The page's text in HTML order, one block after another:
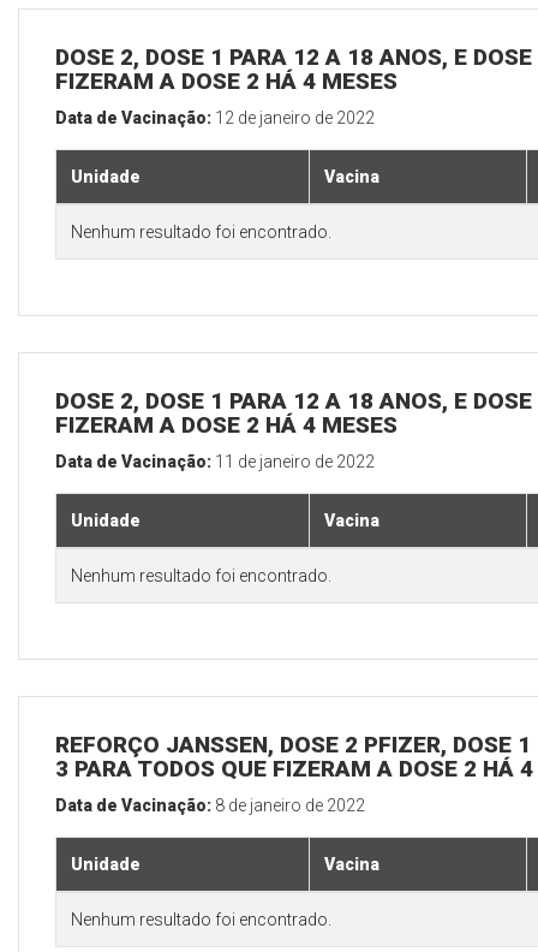
DOSE 2, DOSE 1 PARA 12 A 18 ANOS, E
FIZERAM A DOSE 2 HÁ 4 MESES
Data de Vacinação: 12 de janeiro de 2022
Unidade Vacina
Nenhum resultado foi encontrado.
DOSE 2, DOSE 1 PARA 12 A 18 ANOS, E
FIZERAM A DOSE 2 HÁ 4 MESES
Data de Vacinação: 11 de janeiro de 2022
Unidade Vacina
Nenhum resultado foi encontrado.
REFORÇO JANSSEN, DOSE 2 PFIZER, DOSE
3 PARA TODOS QUE FIZERAM A DOSE 2 HÁ
Data de Vacinação: 8 de janeiro de 2022
Unidade Vacina
Nenhum resultado foi encontrado.